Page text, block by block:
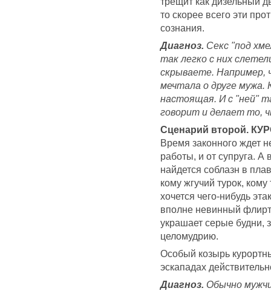
то скорее всего эти
сознания.
Диагноз. Секс "под
так легко с них
скрываете. Например,
мечтала о друге мужа.
настоящая. И с "ней"
говорит и делает то,
Сценарий второй.
Время законного ждет
работы, и от супруга.
найдется соблазн в
кому жгучий турок,
хочется чего-нибудь
вполне невинный
украшает серые будни,
целомудрию.
Особый козырь
эскападах
Диагноз. Обычно